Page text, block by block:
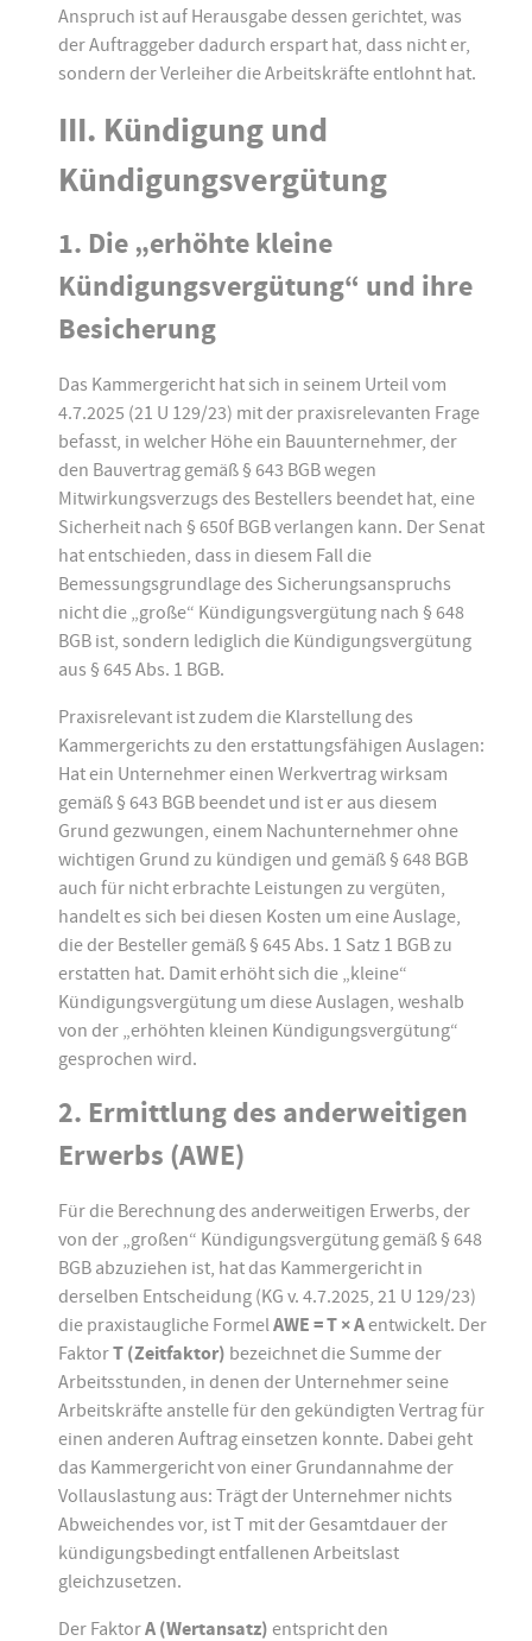
Anspruch ist auf Herausgabe dessen gerichtet, was
der Auftraggeber dadurch erspart hat, dass nicht er,
sondern der Verleiher die Arbeitskräfte entlohnt hat.
III. Kündigung und
Kündigungsvergütung
1. Die „erhöhte kleine
Kündigungsvergütung“ und ihre
Besicherung
Das Kammergericht hat sich in seinem Urteil vom
4.7.2025 (21 U 129/23) mit der praxisrelevanten Frage
befasst, in welcher Höhe ein Bauunternehmer, der
den Bauvertrag gemäß § 643 BGB wegen
Mitwirkungsverzugs des Bestellers beendet hat, eine
Sicherheit nach § 650f BGB verlangen kann. Der Senat
hat entschieden, dass in diesem Fall die
Bemessungsgrundlage des Sicherungsanspruchs
nicht die „große“ Kündigungsvergütung nach § 648
BGB ist, sondern lediglich die Kündigungsvergütung
aus § 645 Abs. 1 BGB.
Praxisrelevant ist zudem die Klarstellung des
Kammergerichts zu den erstattungsfähigen Auslagen:
Hat ein Unternehmer einen Werkvertrag wirksam
gemäß § 643 BGB beendet und ist er aus diesem
Grund gezwungen, einem Nachunternehmer ohne
wichtigen Grund zu kündigen und gemäß § 648 BGB
auch für nicht erbrachte Leistungen zu vergüten,
handelt es sich bei diesen Kosten um eine Auslage,
die der Besteller gemäß § 645 Abs. 1 Satz 1 BGB zu
erstatten hat. Damit erhöht sich die „kleine“
Kündigungsvergütung um diese Auslagen, weshalb
von der „erhöhten kleinen Kündigungsvergütung“
gesprochen wird.
2. Ermittlung des anderweitigen
Erwerbs (AWE)
Für die Berechnung des anderweitigen Erwerbs, der
von der „großen“ Kündigungsvergütung gemäß § 648
BGB abzuziehen ist, hat das Kammergericht in
derselben Entscheidung (KG v. 4.7.2025, 21 U 129/23)
die praxistaugliche FormelAWE = T × Aentwickelt. Der
FaktorT (Zeitfaktor) bezeichnet die Summe der
Arbeitsstunden, in denen der Unternehmer seine
Arbeitskräfte anstelle für den gekündigten Vertrag für
einen anderen Auftrag einsetzen konnte. Dabei geht
das Kammergericht von einer Grundannahme der
Vollauslastung aus: Trägt der Unternehmer nichts
Abweichendes vor, ist T mit der Gesamtdauer der
kündigungsbedingt entfallenen Arbeitslast
gleichzusetzen.
Der FaktorA (Wertansatz) entspricht den